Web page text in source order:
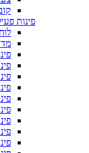
פינות